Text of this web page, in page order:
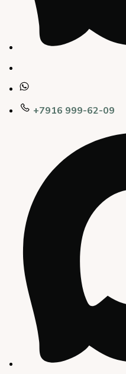
+7916 999-62-09